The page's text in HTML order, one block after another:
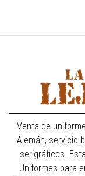
Venta de
Alemán, servicio
serigráficos.
Uniformes para